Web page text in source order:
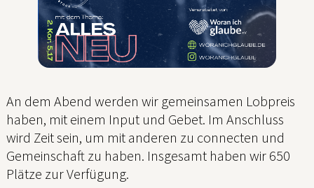
An dem Abend werden wir gemeinsamen Lobpreis
haben, mit einem Input und Gebet. Im Anschluss
wird Zeit sein, um mit anderen zu connecten und
Gemeinschaft zu haben. Insgesamt haben wir 650
Plätze zur Verfügung.